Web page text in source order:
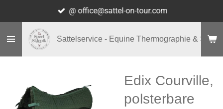
Hauptinhalt
springen
Sattelservice - Equine Thermographie & Shop
@ office@sattel-on-tour.com
Edix Courville,
polsterbare